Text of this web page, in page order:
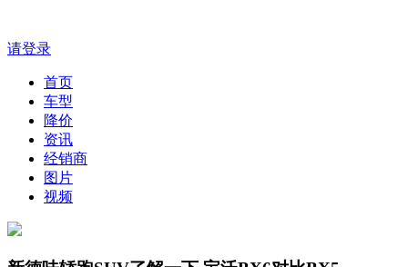
请登录
首页
车型
降价
资讯
经销商
图片
视频